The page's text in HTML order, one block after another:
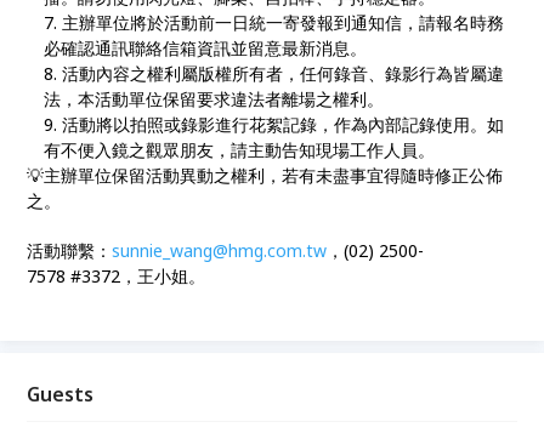
主辦單位將於活動前一日統一寄發報到通知信，請報名時務
必確認通訊聯絡信箱資訊並留意最新消息。
活動內容之權利屬版權所有者，任何錄音、錄影行為皆屬違
法，本活動單位保留要求違法者離場之權利。
活動將以拍照或錄影進行花絮記錄，作為內部記錄使用。如
有不便入鏡之觀眾朋友，請主動告知現場工作人員。
💡主辦單位保留活動異動之權利，若有未盡事宜得隨時修正公佈
之。
活動聯繫：sunnie_wang@hmg.com.tw ，(02) 2500-
7578 #3372，王小姐。
Guests